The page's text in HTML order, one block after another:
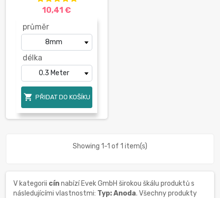
10,41 €
průměr
délka
 PŘIDAT DO KOŠÍKU
Showing 1-1 of 1 item(s)
V kategorii cínnabízí Evek GmbH širokou škálu produktů s
následujícími vlastnostmi: Typ: Anoda. Všechny produkty